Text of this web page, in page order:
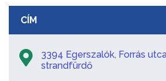
CÍM
3394 Egerszalók, Forrás
strandfürdő